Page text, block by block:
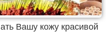
Вашу кожу красивой